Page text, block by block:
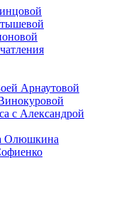
Арнаутовой
с Александрой
Олюшкина